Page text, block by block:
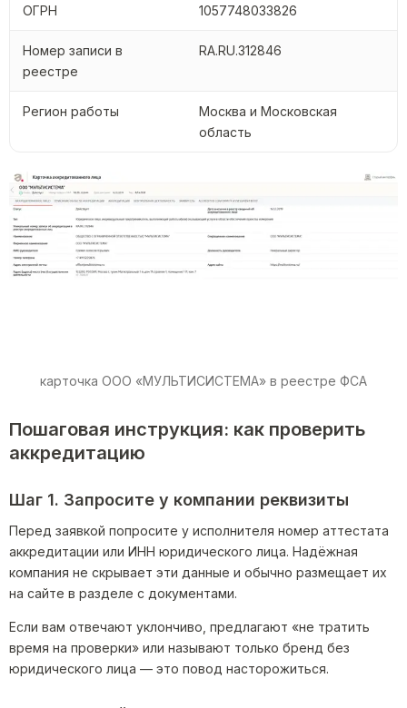
ОГРН 1057748033826
Номер записи в
реестре
RA.RU.312846
Регион работы
Москва и Московская
область
карточка ООО «МУЛЬТИСИСТЕМА» в реестре ФСА
Пошаговая инструкция: как проверить
аккредитацию
Шаг 1. Запросите у компании реквизиты
Перед заявкой попросите у исполнителя номер аттестата
аккредитации или ИНН юридического лица. Надёжная
компания не скрывает эти данные и обычно размещает их
на сайте в разделе с документами.
Если вам отвечают уклончиво, предлагают «не тратить
время на проверки» или называют только бренд без
юридического лица — это повод насторожиться.